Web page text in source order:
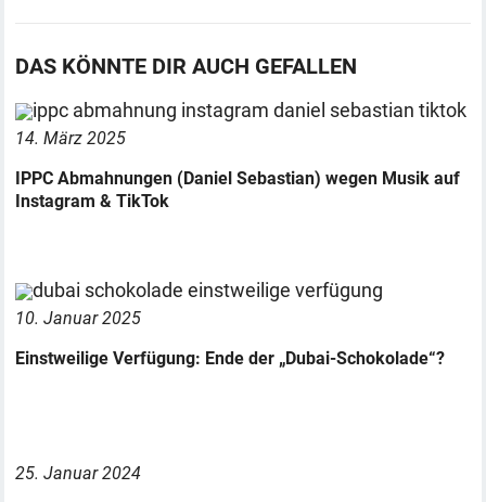
DAS KÖNNTE DIR AUCH GEFALLEN
14. März 2025
IPPC Abmahnungen (Daniel Sebastian) wegen Musik auf
Instagram & TikTok
10. Januar 2025
Einstweilige Verfügung: Ende der „Dubai-Schokolade“?
25. Januar 2024